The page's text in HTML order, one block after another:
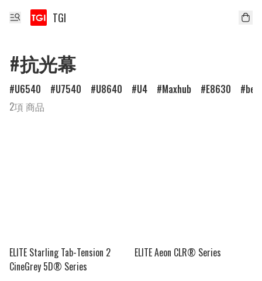
TGI
#抗光幕
U6540 U7540 U8640 U4 Maxhub E8630
2項 商品
ELITE Starling Tab-Tension 2
CineGrey 5D® Series
ELITE Aeon CLR® Series